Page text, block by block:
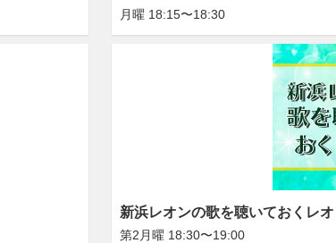
月曜 18:15〜18:30
新浜レオンの歌を聴いておくレオ
第2月曜 18:30〜19:00